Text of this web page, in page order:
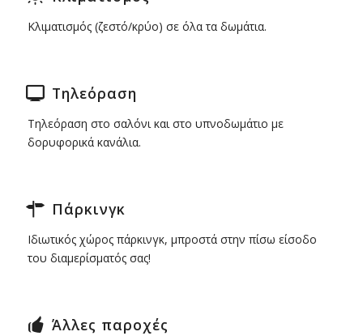
Κλιματισμός (ζεστό/κρύο) σε όλα τα δωμάτια.
Τηλεόραση
Τηλεόραση στο σαλόνι και στο υπνοδωμάτιο με
δορυφορικά κανάλια.
Πάρκινγκ
Ιδιωτικός χώρος πάρκινγκ, μπροστά στην πίσω είσοδο
του διαμερίσματός σας!
Άλλες παροχές